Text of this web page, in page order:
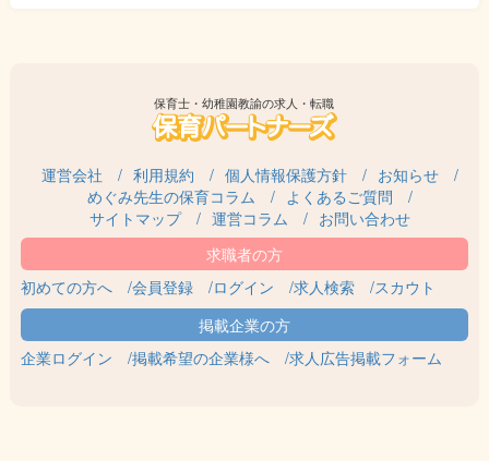
保育士・幼稚園教諭の求人・転職
運営会社 利用規約 個人情報保護方針
お知らせ
めぐみ先生の保育コラム
よくあるご質問
サイトマップ
運営コラム お問い合わせ
初めての方へ 会員登録 ログイン 求人検索 スカウト
企業ログイン 掲載希望の企業様へ 求人広告掲載フォーム